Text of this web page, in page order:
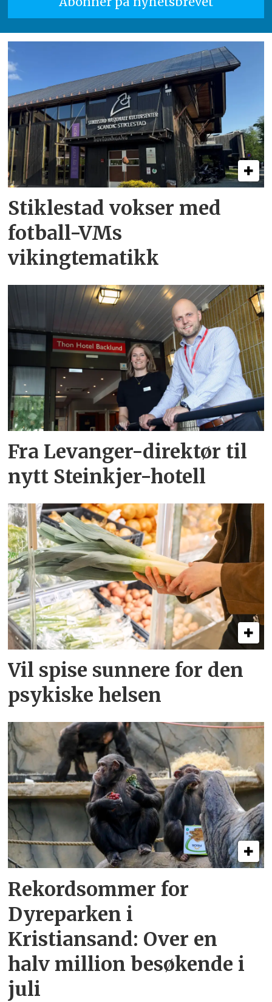
Stiklestad vokser med
fotball-VMs
vikingtematikk
Fra Levanger-direktør til
nytt Steinkjer-hotell
Vil spise sunnere for den
psykiske helsen
Rekordsommer for
Dyreparken i
Kristiansand: Over en
halv million besøkende i
juli